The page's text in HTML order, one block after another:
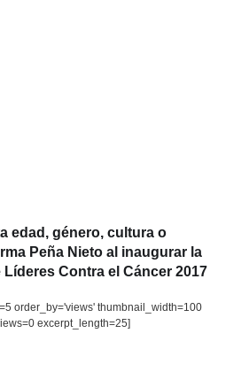
edad, género, cultura o
Peña Nieto al inaugurar la
Contra el Cáncer 2017
order_by='views' thumbnail_width=100
excerpt_length=25]